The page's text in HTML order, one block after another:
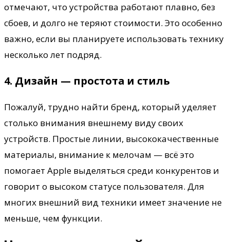
отмечают, что устройства работают плавно, без
сбоев, и долго не теряют стоимости. Это особенно
важно, если вы планируете использовать технику
несколько лет подряд.
4. Дизайн — простота и стиль
Пожалуй, трудно найти бренд, который уделяет
столько внимания внешнему виду своих
устройств. Простые линии, высококачественные
материалы, внимание к мелочам — всё это
помогает Apple выделяться среди конкурентов и
говорит о высоком статусе пользователя. Для
многих внешний вид техники имеет значение не
меньше, чем функции.